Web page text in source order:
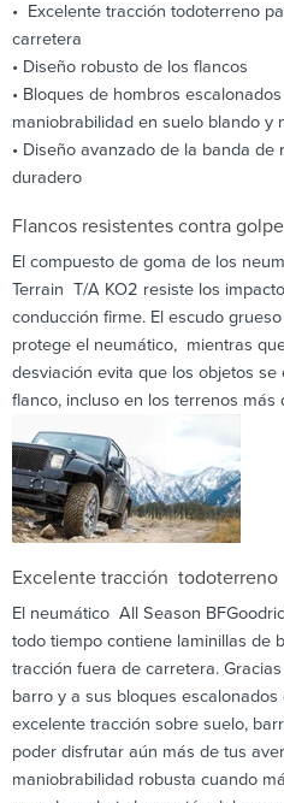
• Excelente tracción todoterreno
carretera
• Diseño robusto de los flancos
• Bloques de hombros
maniobrabilidad en suelo blando y
• Diseño avanzado de la banda
duradero
Flancos resistentes contra
El compuesto de goma de los
Terrain T/A KO2 resiste los
conducción firme. El escudo
protege el neumático, mientras
desviación evita que los objetos
flanco, incluso en los terrenos más
Excelente tracción todoterreno
El neumático All Season
todo tiempo contiene laminillas de
tracción fuera de carretera.
barro y a sus bloques
excelente tracción sobre suelo,
poder disfrutar aún más de tus
maniobrabilidad robusta cuando